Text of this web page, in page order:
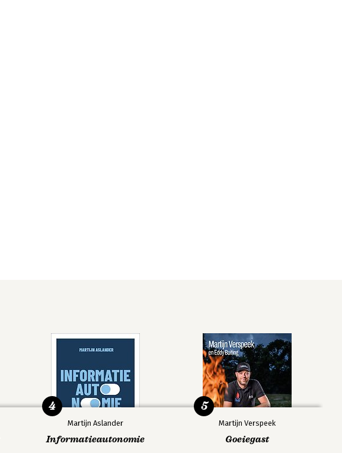
Martijn Aslander
Informatieautonomie
4
Martijn Verspeek
Goeiegast
5